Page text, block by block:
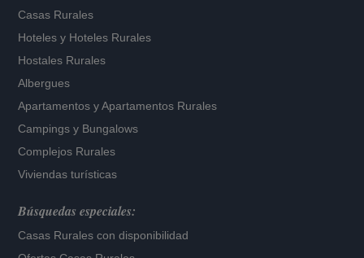
Casas Rurales
Hoteles y Hoteles Rurales
Hostales Rurales
Albergues
Apartamentos yApartamentos Rurales
Campings y Bungalows
Complejos Rurales
Viviendas turísticas
Búsquedas especiales:
Casas Rurales con disponibilidad